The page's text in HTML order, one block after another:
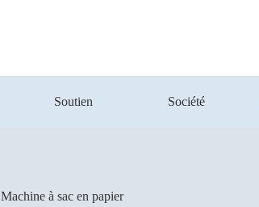
Soutien Société
Machine à sac en papier